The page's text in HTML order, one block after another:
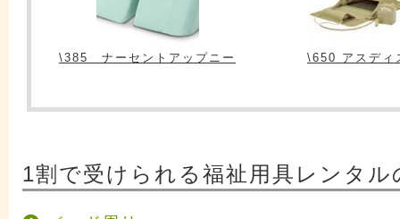
\385 ナーセントアップニー \650 アスディ
1割で受けられる福祉用具レンタル